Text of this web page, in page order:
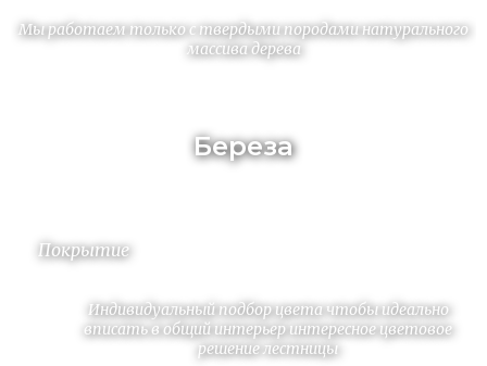
Мы работаем только с твердыми породами натурального
массива дерева
Береза
Покрытие
Индивидуальный подбор цвета чтобы идеально
вписать в общий интерьер интересное цветовое
решение лестницы